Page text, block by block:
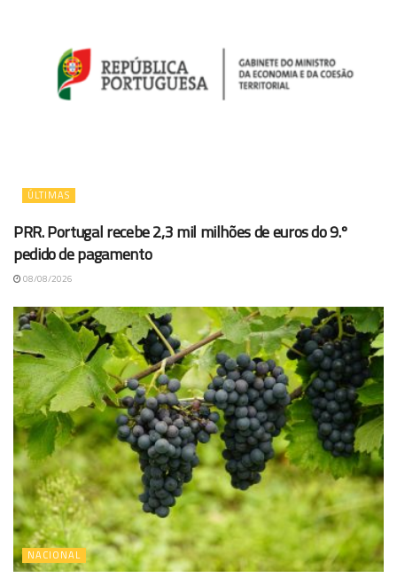
ÚLTIMAS
PRR. Portugal recebe 2,3 mil milhões de euros do 9.º
pedido de pagamento
08/08/2026
NACIONAL